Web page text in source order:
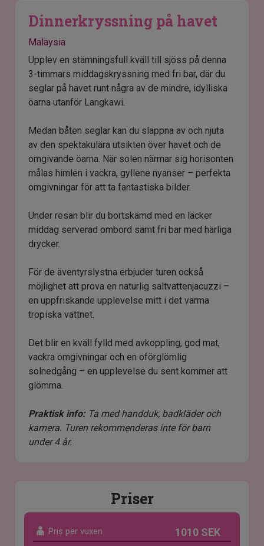
Dinnerkryssning på havet
Malaysia
Upplev en stämningsfull kväll till sjöss på denna
3-timmars middagskryssning med fri bar, där du
seglar på havet runt några av de mindre, idylliska
öarna utanför Langkawi.
Medan båten seglar kan du slappna av och njuta
av den spektakulära utsikten över havet och de
omgivande öarna. När solen närmar sig horisonten
målas himlen i vackra, gyllene nyanser – perfekta
omgivningar för att ta fantastiska bilder.
Under resan blir du bortskämd med en läcker
middag serverad ombord samt fri bar med härliga
drycker.
För de äventyrslystna erbjuder turen också
möjlighet att prova en naturlig saltvattenjacuzzi –
en uppfriskande upplevelse mitt i det varma
tropiska vattnet.
Det blir en kväll fylld med avkoppling, god mat,
vackra omgivningar och en oförglömlig
solnedgång – en upplevelse du sent kommer att
glömma.
Praktisk info: Ta med handduk, badkläder och
kamera. Turen rekommenderas inte för barn
under 4 år.
Priser
Pris per vuxen 1010 SEK